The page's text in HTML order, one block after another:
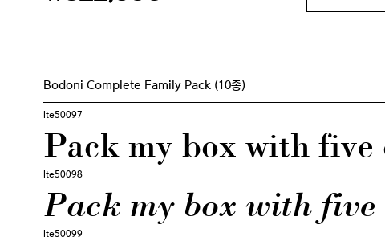
Bodoni Complete Family Pack (10종)
lte50097
Pack my box with
lte50098
Pack my box with
lte50099